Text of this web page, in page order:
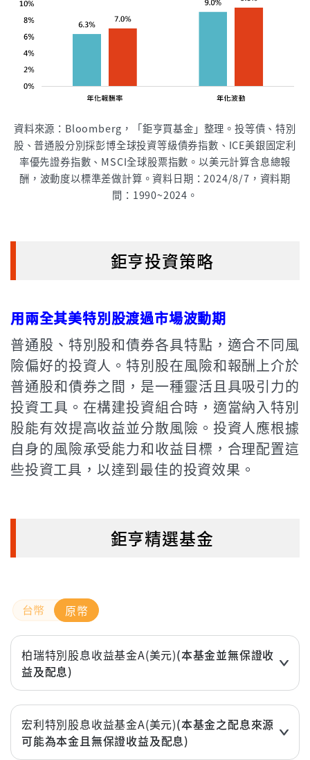
資料來源：Bloomberg，「鉅亨買基金」整理。投等債、特別
股、普通股分別採彭博全球投資等級債券指數、ICE美銀固定利
率優先證券指數、MSCI全球股票指數。以美元計算含息總報
酬，波動度以標準差做計算。資料日期：2024/8/7，資料期
間：1990~2024。
鉅亨投資策略
用兩全其美特別股渡過市場波動期
普通股、特別股和債券各具特點，適合不同風
險偏好的投資人。特別股在風險和報酬上介於
普通股和債券之間，是一種靈活且具吸引力的
投資工具。在構建投資組合時，適當納入特別
股能有效提高收益並分散風險。投資人應根據
自身的風險承受能力和收益目標，合理配置這
些投資工具，以達到最佳的投資效果。
鉅亨精選基金
原幣
柏瑞特別股息收益基金A(美元)(本基金並無保證收
益及配息)
近6個月
-4.27%
近1年(%)
宏利特別股息收益基金A(美元)(本基金之配息來源
可能為本金且無保證收益及配息)